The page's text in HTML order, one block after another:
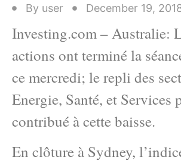
By user December 19,
Investing.com – Australie:
actions ont terminé la
ce mercredi; le repli des
Energie, Santé, et Services
contribué à cette baisse.
En clôture à Sydney,